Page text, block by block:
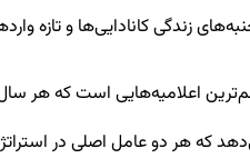
زندگی کانادایی‌ها و تازه
اعلامیه‌هایی است که هر
که هر دو عامل اصلی در